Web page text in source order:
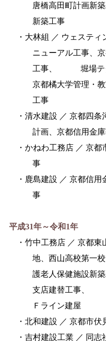
唐橋高田町計画新
新築工事
・大林組 ／ ウェステ
ニューアル工事、
工事、
堀場
京都橘大学管理・
工事
・清水建設 ／ 京都四
計画、京都信用金
・かねわ工務店 ／ 京
事
・鹿島建設 ／ 京都信
事
平成31年～令和1年
・竹中工務店 ／ 京都
地、西山高校第一校
護老人保健施設新
支店建替工事、
Ｆライン建屋
・北和建設 ／ 京都市
・吉村建設工業 ／ 同